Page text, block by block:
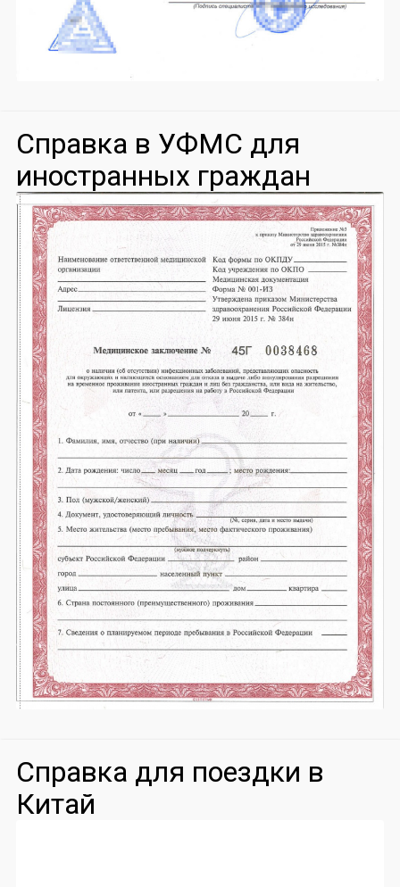
Справка в УФМС для
иностранных граждан
Справка для поездки в
Китай